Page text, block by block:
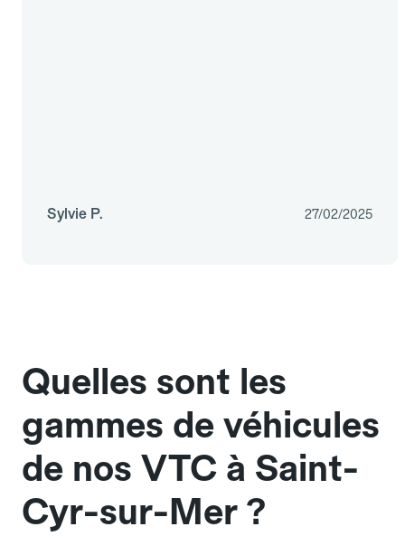
Sylvie P. 27/02/2025
Quelles sont les
gammes de véhicules
de nos VTC à Saint-
Cyr-sur-Mer ?